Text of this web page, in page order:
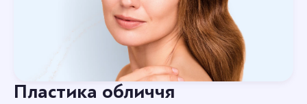
Пластика обличчя